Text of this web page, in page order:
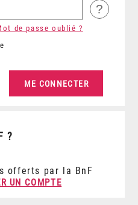
?
de passe oublié ?
?
offerts par la BnF
UN COMPTE